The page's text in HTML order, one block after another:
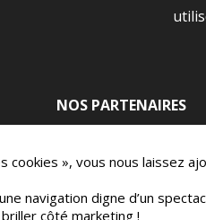
cookies », vous nous laissez
navigation digne d’un
côté marketing !
NOS PARTENAIRES